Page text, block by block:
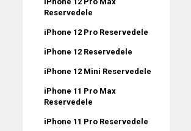
Reservedele
iPhone 12 Pro Reservedele
iPhone 12 Reservedele
iPhone 12 Mini Reservedele
iPhone 11 Pro Max
Reservedele
iPhone 11 Pro Reservedele